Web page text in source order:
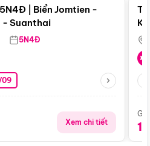
| Biển Jomtien -
- Suanthai
5N4Đ
Xem chi tiết